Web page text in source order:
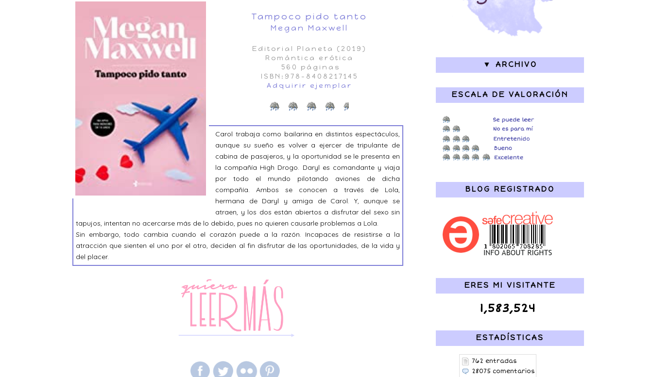
Tampoco pido tanto
Megan Maxwell
Editorial Planeta (2019)
Romántica erótica
560 páginas
ISBN:978-8408217145
Adquirir ejemplar
Carol trabaja como bailarina en distintos espectáculos,
aunque su sueño es volver a ejercer de tripulante de
cabina de pasajeros, y la oportunidad se le presenta en
la compañía High Drogo. Daryl es comandante y viaja
por todo el mundo pilotando aviones de dicha
compañía. Ambos se conocen a través de Lola,
hermana de Daryl y amiga de Carol. Y, aunque se
atraen, y los dos están abiertos a disfrutar del sexo sin
tapujos, intentan no acercarse más de lo debido, pues no quieren causarle problemas a Lola.
Sin embargo, todo cambia cuando el corazón puede a la razón. Incapaces de resistirse a la
atracción que sienten el uno por el otro, deciden al fin disfrutar de las oportunidades, de la vida y
del placer.
▼ ARCHIVO
ESCALA DE VALORACIÓN
BLOG REGISTRADO
ERES MI VISITANTE
1,583,524
ESTADÍSTICAS
762 entradas
28075 comentarios